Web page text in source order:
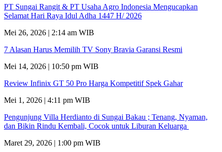
PT Sungai Rangit & PT Usaha Agro Indonesia Mengucapkan
Selamat Hari Raya Idul Adha 1447 H/ 2026
Mei 26, 2026 | 2:14 am WIB
7 Alasan Harus Memilih TV Sony Bravia Garansi Resmi
Mei 14, 2026 | 10:50 pm WIB
Review Infinix GT 50 Pro Harga Kompetitif Spek Gahar
Mei 1, 2026 | 4:11 pm WIB
Pengunjung Villa Herdianto di Sungai Bakau ; Tenang, Nyaman,
dan Bikin Rindu Kembali, Cocok untuk Liburan Keluarga
Maret 29, 2026 | 1:00 pm WIB